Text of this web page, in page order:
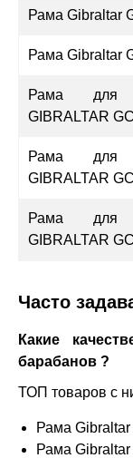
Рама Gibraltar
Рама Gibraltar
Рама для
GIBRALTAR
Рама для
GIBRALTAR
Рама для
GIBRALTAR
Часто
Какие
барабанов ?
ТОП товаров с
Рама
Рама